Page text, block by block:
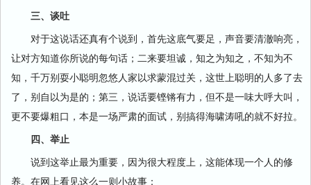
三、谈吐
对于这说话还真有个说到，首先这底气要足，声音要清澈响亮，
让对方知道你所说的每句话；二来要坦诚，知之为知之，不知为不
知，千万别耍小聪明忽悠人家以求蒙混过关，这世上聪明的人多了去
了，别自以为是的；第三，说话要铿锵有力，但不是一味大呼大叫，
更不要爆粗口，本是一场严肃的面试，别搞得海啸涛吼的就不好拉。
四、举止
说到这举止最为重要，因为很大程度上，这能体现一个人的修
养。在网上看见这么一则小故事：